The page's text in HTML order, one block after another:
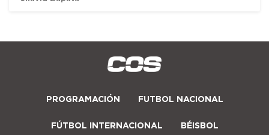
PROGRAMACIÓN FUTBOL NACIONAL
FÚTBOL INTERNACIONAL BÉISBOL